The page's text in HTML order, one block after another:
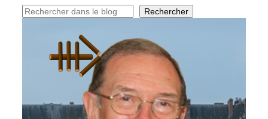
Rechercher Rechercher